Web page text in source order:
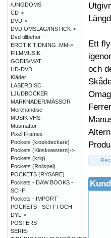
Ett
och
Ferrer
/UNGDOMS
CD->
DVD->
DVD OMSLAG/INSTICK->
Dvd tillbehör
EROTIK TIDNING .MM->
FILMMUSIK
GODIS/MAT
HD-DVD
Kläder
LASERDISC
LJUDBÖCKER
MARKNADER/MÄSSOR
Merchandise
MUSIK VHS
Musmattor
Pixel Frames
Pockets (kioskdeckare)
Pockets (Kioskwestern)->
Pockets (krig)
Pockets (Rollspel)
POCKETS (RYSARE)
Pockets - DAW BOOKS -
SCI-FI
Pockets - IMPORT
POCKETS - SCI-FI OCH
DYL->
POSTERS
SERIE-